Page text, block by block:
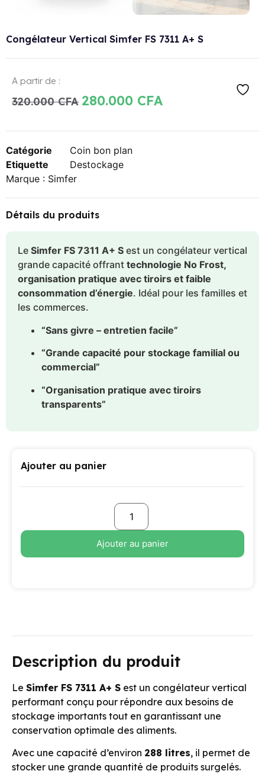
Congélateur Vertical Simfer FS 7311 A+ S
A partir de :
320.000CFA 280.000 CFA
Catégorie
Coin bon plan
Etiquette
Destockage
Marque : Simfer
Détails du produits
Le Simfer FS 7311 A+ S est un congélateur vertical
grande capacité offrant technologie No Frost,
organisation pratique avec tiroirs et faible
consommation d’énergie. Idéal pour les familles et
les commerces.
“Sans givre – entretien facile”
“Grande capacité pour stockage familial ou
commercial”
“Organisation pratique avec tiroirs
transparents”
Ajouter au panier
Ajouter au panier
Description du produit
Le Simfer FS 7311 A+ S est un congélateur vertical
performant conçu pour répondre aux besoins de
stockage importants tout en garantissant une
conservation optimale des aliments.
Avec une capacité d’environ 288 litres, il permet de
stocker une grande quantité de produits surgelés.